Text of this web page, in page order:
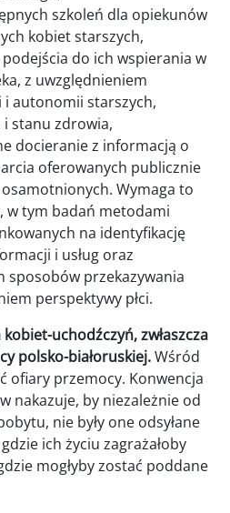
szkoleń dla opiekunów
kobiet starszych,
do ich wspierania w
z uwzględnieniem
autonomii starszych,
i stanu zdrowia,
docieranie z informacją o
oferowanych publicznie
Wymaga to
w tym badań metodami
na identyfikację
i usług oraz
sposobów przekazywania
perspektywy płci.
uchodźczyń, zwłaszcza
polsko-białoruskiej.Wśród
ofiary przemocy. Konwencja
nakazuje, by niezależnie od
nie były one odsyłane
ich życiu zagrażałoby
mogłyby zostać poddane